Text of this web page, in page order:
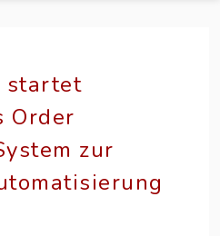
startet
Order
zur